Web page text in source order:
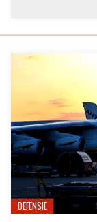
DEFENSIE